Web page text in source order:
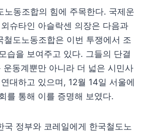
노동조합의 힘에 주목한다. 국제운
슈타인 아슬락센 의장은 다음과
철도노동조합은 이번 투쟁에서 조
습을 보여주고 있다. 그들의 단결
운동계뿐만 아니라 더 넓은 시민사
대하고 있으며, 12월 14일 서울에
를 통해 이를 증명해 보였다.
국 정부와 코레일에게 한국철도노